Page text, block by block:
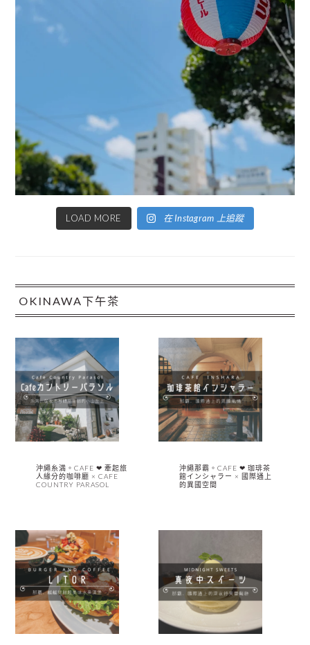
LOAD MORE 在 Instagram 上追蹤
OKINAWA下午茶
沖繩糸満。CAFE ❤︎ 牽起旅
人緣分的咖啡廳 × CAFE
COUNTRY PARASOL
沖繩那霸。CAFE ❤︎ 珈琲茶
館インシャラー × 國際通上
的異國空間